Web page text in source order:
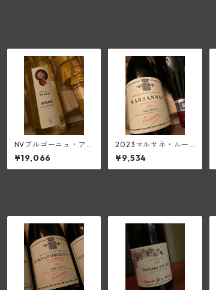
NVブルゴーニュ・ア
リゴテ・スー・シャト
レ・パスリエ【375ml
／白甘口】(ピエー
¥19,066
2023マルサネ・ルー
ジュ(トラペ)
¥9,534